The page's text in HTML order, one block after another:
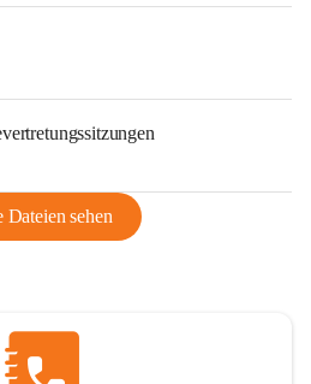
Dateien sehen